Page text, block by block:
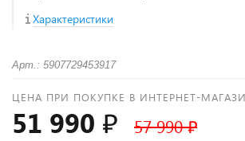
Характеристики
Арт.: 5907729453917
ЦЕНА ПРИ ПОКУПКЕ В ИНТЕРНЕТ-
51 990 ₽ 57 990 ₽